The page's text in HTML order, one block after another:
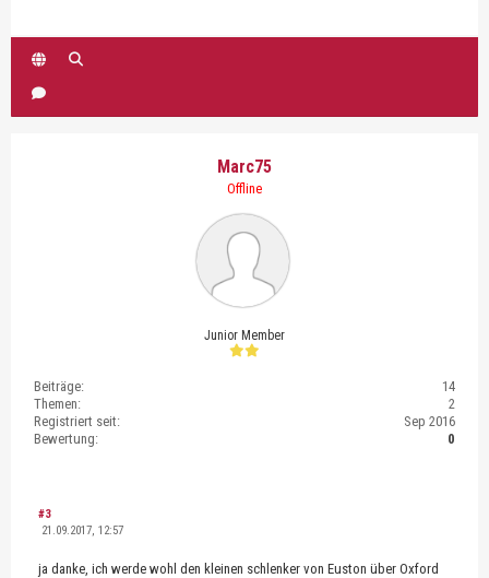
Marc75
Offline
Junior Member
Beiträge:
14
Themen:
2
Registriert seit:
Sep 2016
Bewertung:
0
#3
21.09.2017, 12:57
ja danke, ich werde wohl den kleinen schlenker von Euston über Oxford